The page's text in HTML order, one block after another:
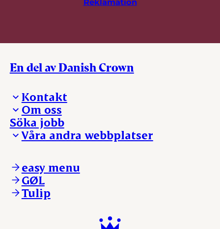
En del av Danish Crown
Kontakt
Presskontakt – För dig som är journalist
Reklamation
Visselblåsning
Om oss
Vi tar ledningen
Våra ställen
Söka jobb
Våra andra webbplatser
ESS-FOOD.com
KLS.se
nordicspoor.com
easy menu
GØL
Tulip